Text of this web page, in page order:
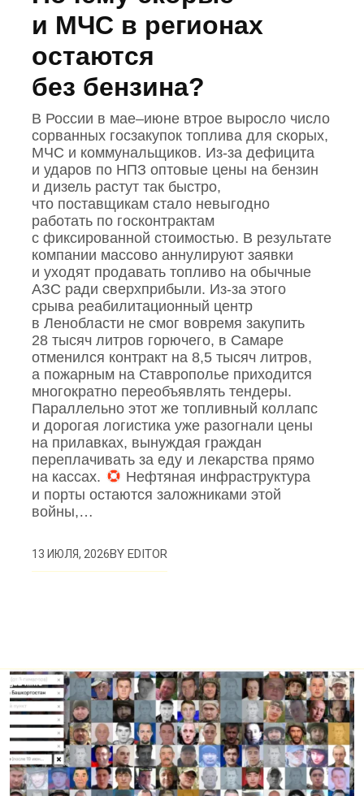
и МЧС в регионах
остаются
без бензина?
В России в мае–июне втрое выросло число
сорванных госзакупок топлива для скорых,
МЧС и коммунальщиков. Из‑за дефицита
и ударов по НПЗ оптовые цены на бензин
и дизель растут так быстро,
что поставщикам стало невыгодно
работать по госконтрактам
с фиксированной стоимостью. В результате
компании массово аннулируют заявки
и уходят продавать топливо на обычные
АЗС ради сверхприбыли. Из‑за этого
срыва реабилитационный центр
в Ленобласти не смог вовремя закупить
28 тысяч литров горючего, в Самаре
отменился контракт на 8,5 тысяч литров,
а пожарным на Ставрополье приходится
многократно переобъявлять тендеры.
Параллельно этот же топливный коллапс
и дорогая логистика уже разогнали цены
на прилавках, вынуждая граждан
переплачивать за еду и лекарства прямо
на кассах.
Нефтяная инфраструктура
и порты остаются заложниками этой
войны,…
13 ИЮЛЯ, 2026BYEDITOR